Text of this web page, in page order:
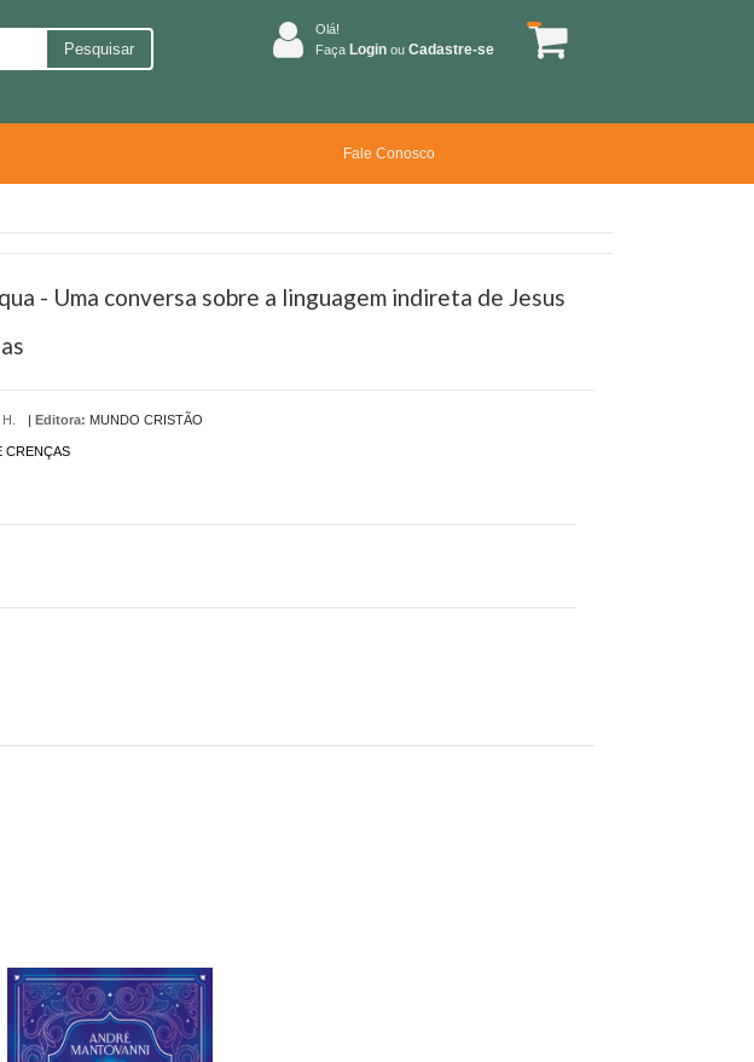
Pesquisar
Olá!
Faça Login ou Cadastre-se
Fale Conosco
- Uma conversa sobre a linguagem indireta de Jesus
| Editora: MUNDO CRISTÃO
CRENÇAS